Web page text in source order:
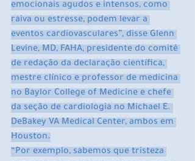
emocionais agudos e intensos, como
raiva ou estresse, podem levar a
eventos cardiovasculares”, disse Glenn
Levine, MD, FAHA, presidente do comitê
de redação da declaração científica,
mestre clínico e professor de medicina
no Baylor College of Medicine e chefe
da seção de cardiologia no Michael E.
DeBakey VA Medical Center, ambos em
Houston.
“Por exemplo, sabemos que tristeza